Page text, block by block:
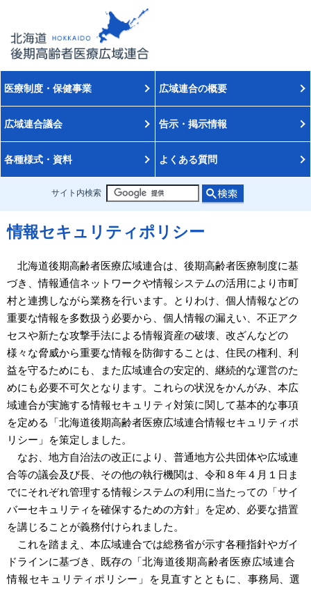
医療制度・保健事業 広域連合の概要
広域連合議会 告示・掲示情報
各種様式・資料 よくある質問
サイト内検索
情報セキュリティポリシー
北海道後期高齢者医療広域連合は、後期高齢者医療制度に基
づき、情報通信ネットワークや情報システムの活用により市町
村と連携しながら業務を行います。とりわけ、個人情報などの
重要な情報を多数扱う必要から、個人情報の漏えい、不正アク
セスや新たな攻撃手法による情報資産の破壊、改ざんなどの
様々な脅威から重要な情報を防御することは、住民の権利、利
益を守るためにも、また広域連合の安定的、継続的な運営のた
めにも必要不可欠となります。これらの状況をかんがみ、本広
域連合が実施する情報セキュリティ対策に関して基本的な事項
を定める「北海道後期高齢者医療広域連合情報セキュリティポ
リシー」を策定しました。
なお、地方自治法の改正により、普通地方公共団体や広域連
合等の議会及び長、その他の執行機関は、令和８年４月１日ま
でにそれぞれ管理する情報システムの利用に当たっての「サイ
バーセキュリティを確保するための方針」を定め、必要な措置
を講じることが義務付けられました。
これを踏まえ、本広域連合では総務省が示す各種指針やガイ
ドラインに基づき、既存の「北海道後期高齢者医療広域連合
情報セキュリティポリシー」を見直すとともに、 事務局、選